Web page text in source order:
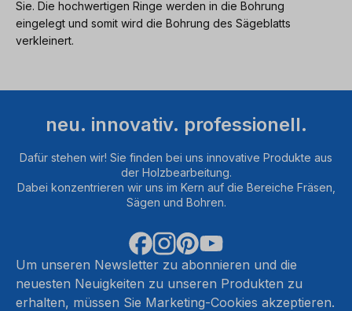
Sie. Die hochwertigen Ringe werden in die Bohrung
eingelegt und somit wird die Bohrung des Sägeblatts
verkleinert.
neu. innovativ. professionell.
Dafür stehen wir! Sie finden bei uns innovative Produkte aus
der Holzbearbeitung.
Dabei konzentrieren wir uns im Kern auf die Bereiche Fräsen,
Sägen und Bohren.
Um unseren Newsletter zu abonnieren und die
neuesten Neuigkeiten zu unseren Produkten zu
erhalten, müssen Sie Marketing-Cookies akzeptieren.